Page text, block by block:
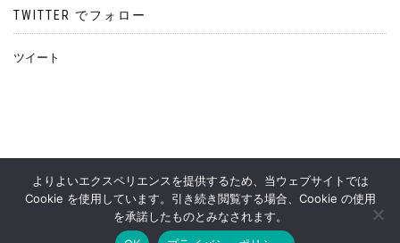
TWITTER でフォロー
ツイート
YOUPAPERS OFFICIAL SHOP
よりよいエクスペリエンスを提供するため、当ウェブサイトでは
Cookie を使用しています。引き続き閲覧する場合、Cookie の使用
を承諾したものとみなされます。